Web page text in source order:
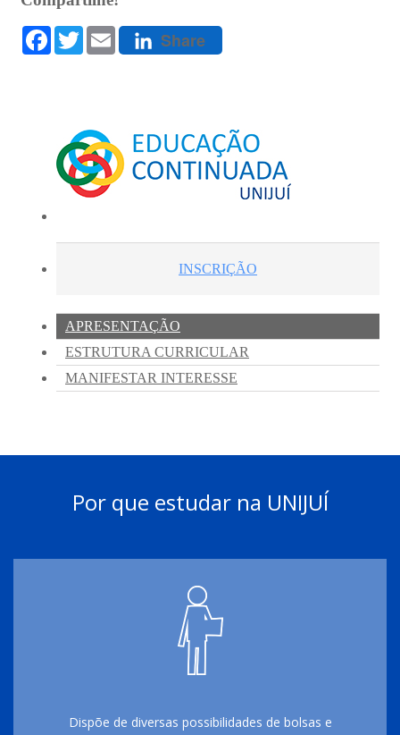
Por que estudar na UNIJUÍ
Dispõe de diversas possibilidades de bolsas e